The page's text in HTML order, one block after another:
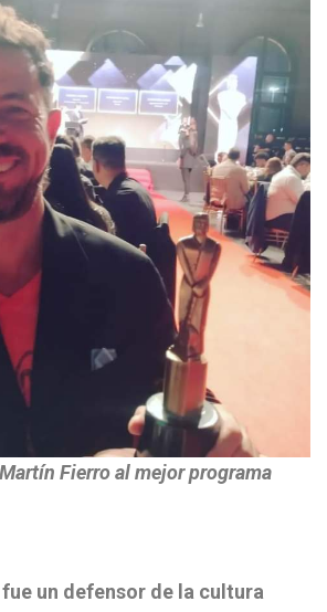
Fierro al mejor programa
fue un defensor de la cultura